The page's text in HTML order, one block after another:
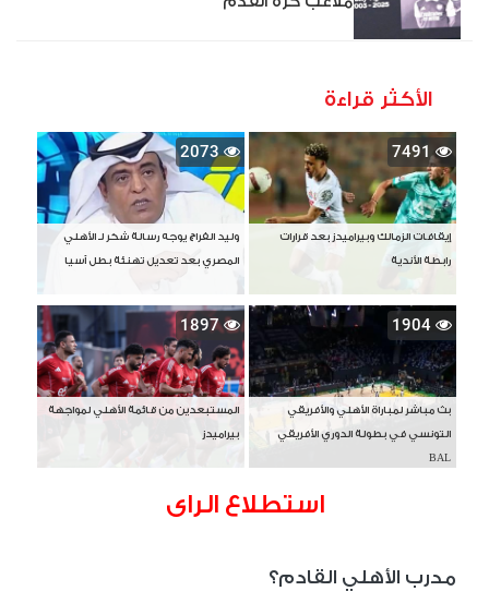
الأكثر قراءة
7491
إيقافات الزمالك وبيراميدز بعد قرارات
رابطة الأندية
2073
وليد الفراج يوجه رسالة شكر لـ الأهلي
المصري بعد تعديل تهنئة بطل آسيا
1904
بث مباشر لمباراة الأهلي والأفريقي
التونسي في بطولة الدوري الأفريقي
BAL
1897
المستبعدين من قائمة الأهلي لمواجهة
بيراميدز
استطلاع الراى
مدرب الأهلي القادم؟